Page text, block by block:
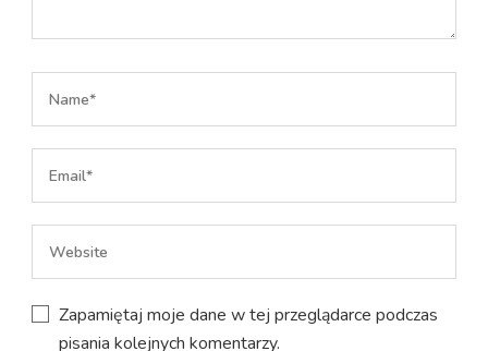
Zapamiętaj moje dane w tej przeglądarce podczas
pisania kolejnych komentarzy.